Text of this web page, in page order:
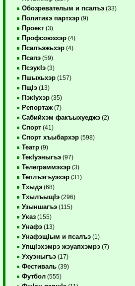
Обозревателым и псалъэ (33)
Политикэ партхэр (9)
Проект (3)
Профсоюзхэр (4)
Псалъэжьхэр (4)
Псапэ (59)
ПсэукIэ (3)
Пшыхьхэр (157)
ПщIэ (13)
ПэкIухэр (35)
Репортаж (7)
Сабийхэм факъыхуеджэ (2)
Спорт (41)
Спорт хъыбархэр (598)
Театр (9)
ТекIуэныгъэ (97)
Телеграммэхэр (3)
Теплъэгъуэхэр (31)
Тхыдэ (68)
ТхылъыщIэ (296)
Узыншагъэ (115)
Указ (155)
Унафэ (13)
УнафэщIым и псалъэ (1)
УпщIэхэмрэ жэуапхэмрэ (7)
Ухуэныгъэ (17)
Фестиваль (39)
Футбол (555)